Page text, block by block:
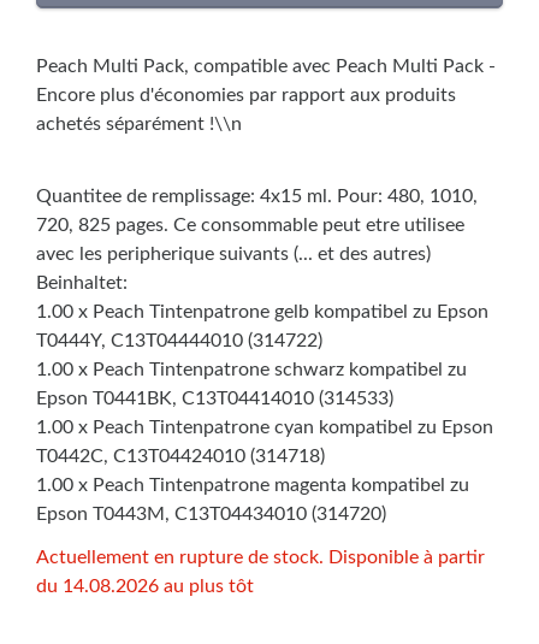
Peach Multi Pack, compatible avec Peach Multi Pack -
Encore plus d'économies par rapport aux produits
achetés séparément !\\n
Quantitee de remplissage: 4x15 ml. Pour: 480, 1010,
720, 825 pages. Ce consommable peut etre utilisee
avec les peripherique suivants (... et des autres)
Beinhaltet:
1.00 x Peach Tintenpatrone gelb kompatibel zu Epson
T0444Y, C13T04444010 (314722)
1.00 x Peach Tintenpatrone schwarz kompatibel zu
Epson T0441BK, C13T04414010 (314533)
1.00 x Peach Tintenpatrone cyan kompatibel zu Epson
T0442C, C13T04424010 (314718)
1.00 x Peach Tintenpatrone magenta kompatibel zu
Epson T0443M, C13T04434010 (314720)
Actuellement en rupture de stock. Disponible à partir
du 14.08.2026 au plus tôt